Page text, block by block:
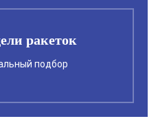
ракеток
подбор